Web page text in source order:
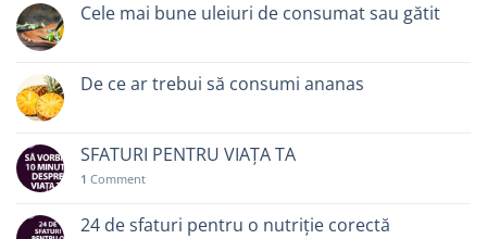
Cele mai bune uleiuri de consumat sau gătit
De ce ar trebui să consumi ananas
SFATURI PENTRU VIAȚA TA
1 Comment
24 de sfaturi pentru o nutriție corectă